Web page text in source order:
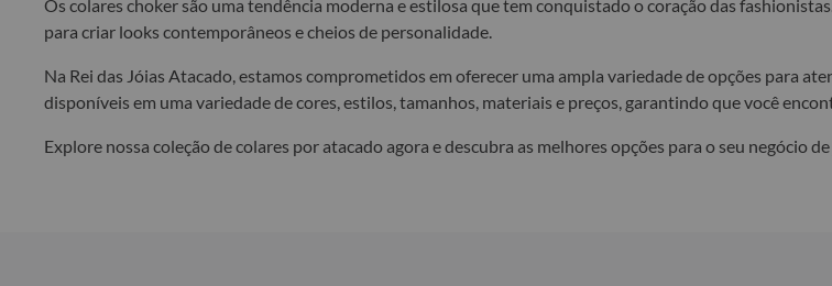
Os colares choker são uma tendência moderna e estilosa que tem conquistado o coração das
para criar looks contemporâneos e cheios de personalidade.
Na Rei das Jóias Atacado, estamos comprometidos em oferecer uma ampla variedade de opções para
disponíveis em uma variedade de cores, estilos, tamanhos, materiais e preços, garantindo que você
Explore nossa coleção de colares por atacado agora e descubra as melhores opções para o seu negócio